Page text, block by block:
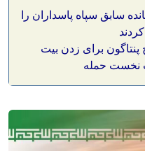
سابق سپاه پاسداران را
برای زدن بیت
نخست حمله